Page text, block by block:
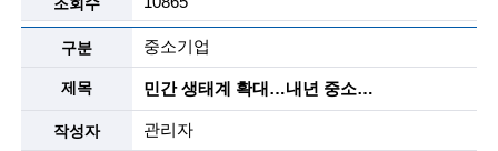
n
t
i
s
중소기업
민간 생태계 확대…내년 중소기업 R&D에 1조8247억 투입
관리자